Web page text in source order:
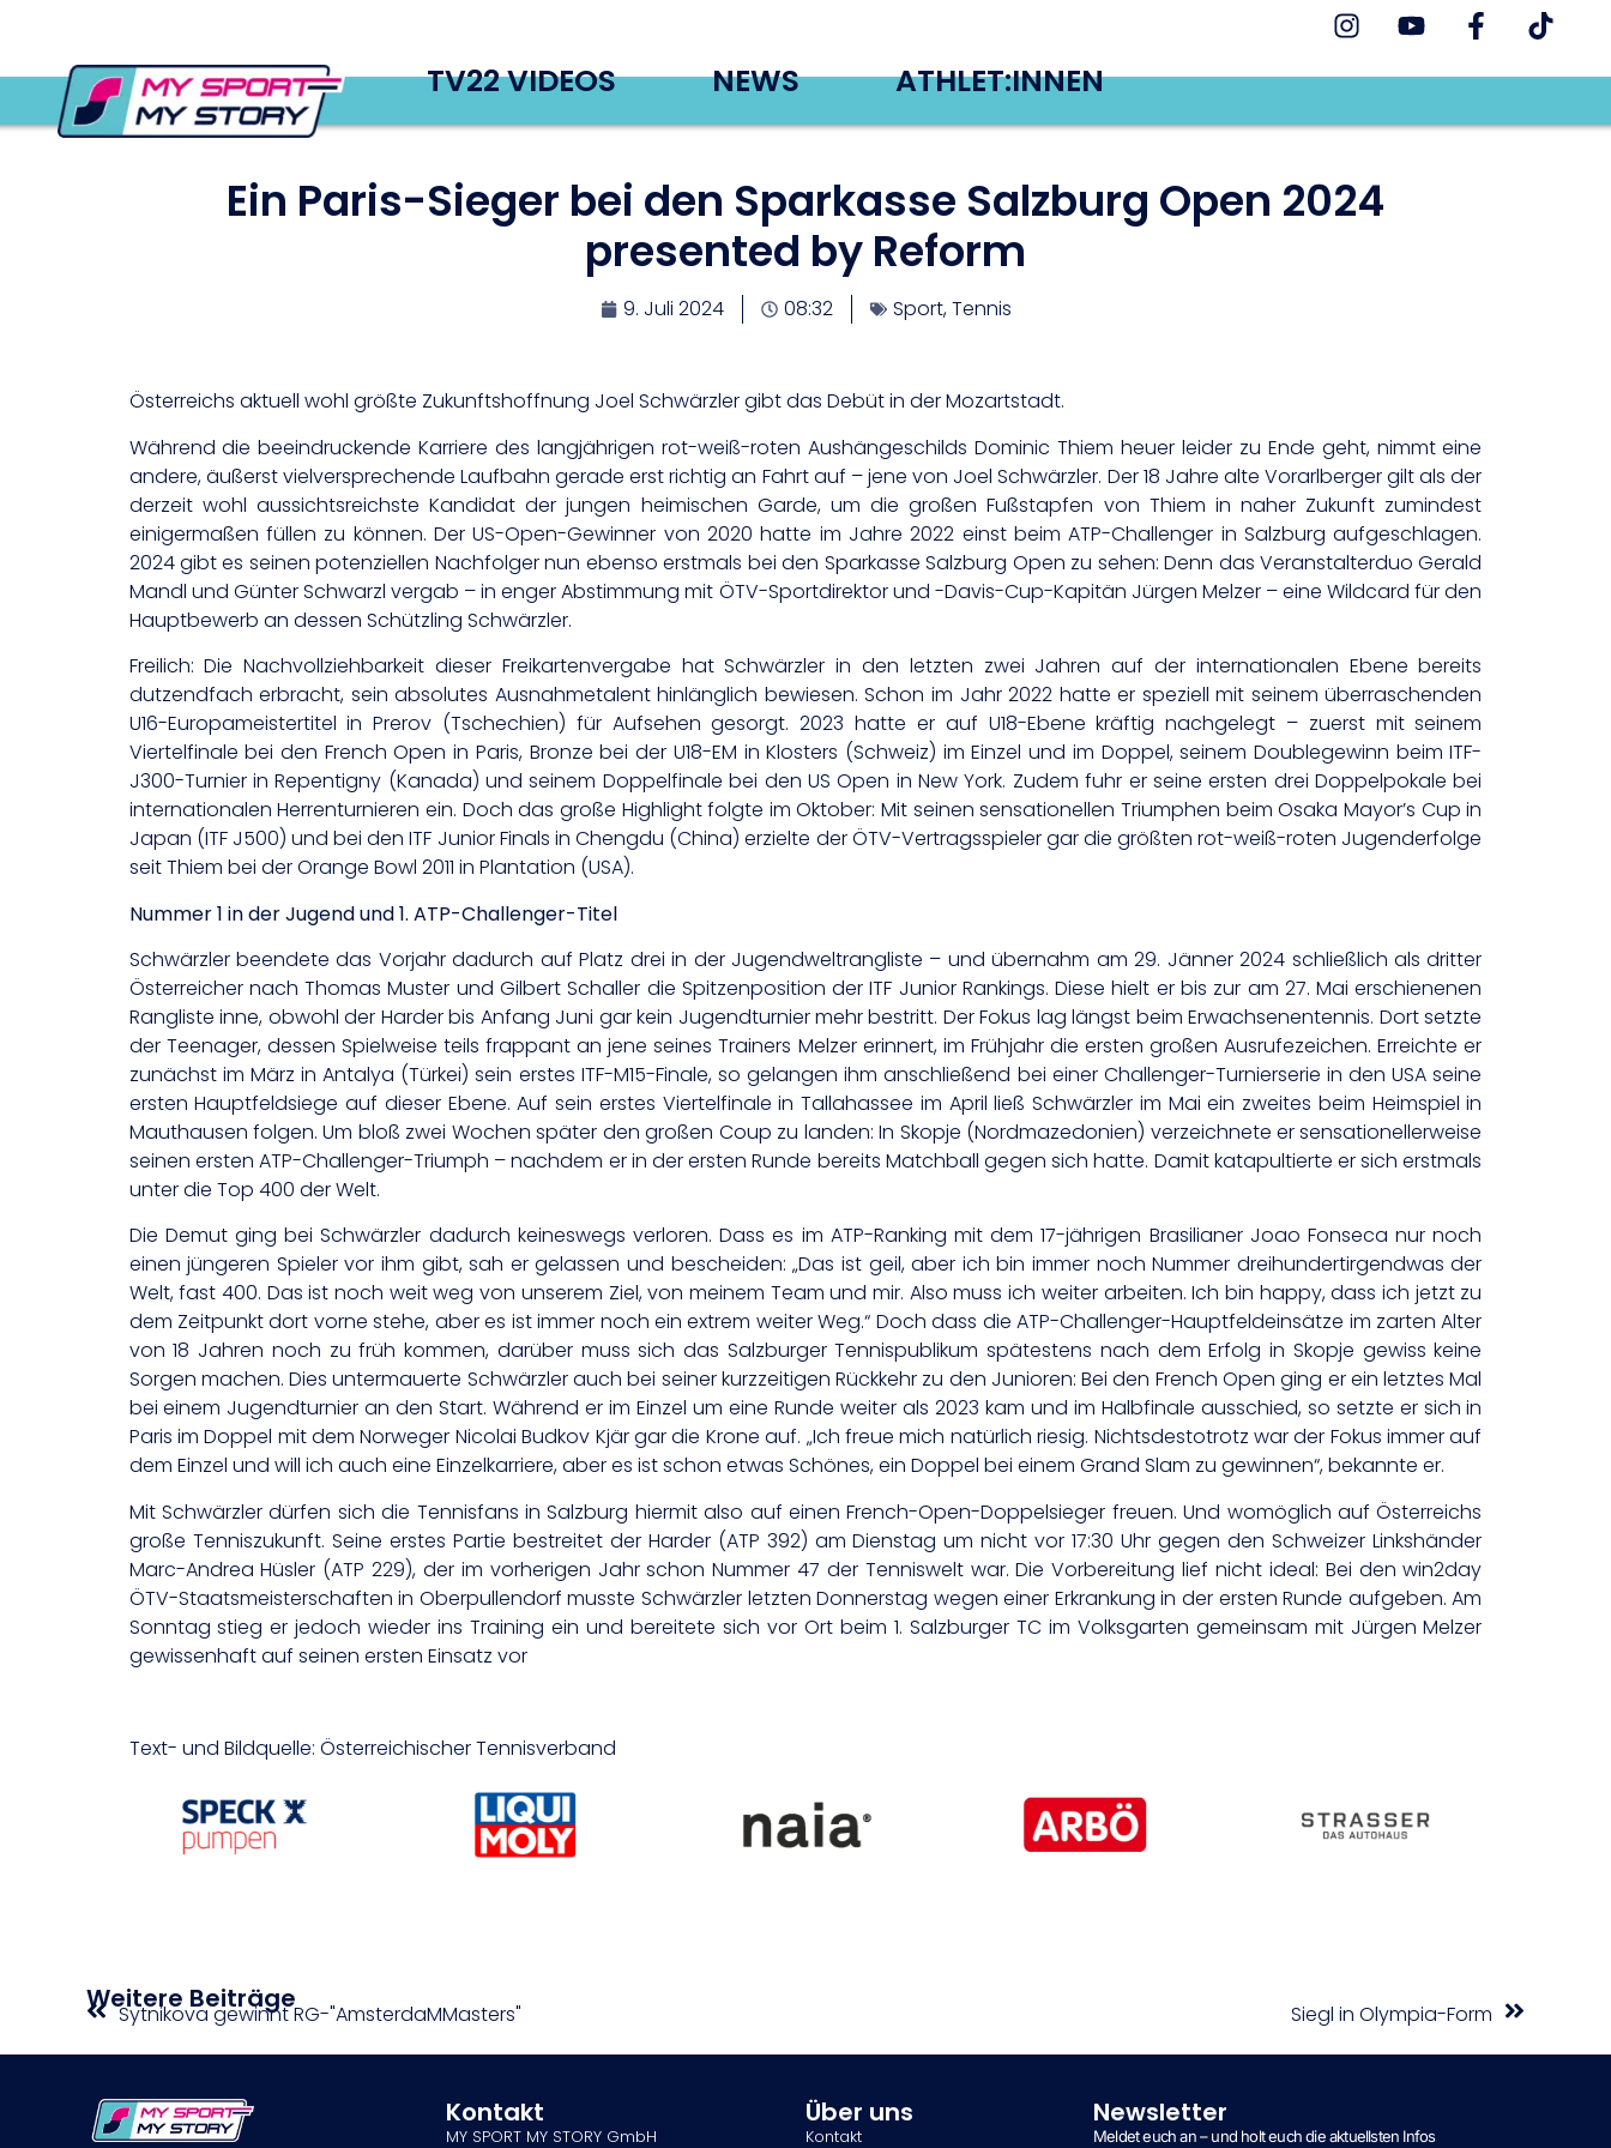
TV22 VIDEOS NEWS ATHLET:INNEN
Ein Paris-Sieger bei den Sparkasse Salzburg Open 2024
presented by Reform
9. Juli 2024 08:32 Sport,Tennis
Österreichs aktuell wohl größte Zukunftshoffnung Joel Schwärzler gibt das Debüt in der Mozartstadt.
Während die beeindruckende Karriere des langjährigen rot-weiß-roten Aushängeschilds Dominic Thiem heuer leider zu Ende geht, nimmt eine
andere, äußerst vielversprechende Laufbahn gerade erst richtig an Fahrt auf – jene von Joel Schwärzler. Der 18 Jahre alte Vorarlberger gilt als der
derzeit wohl aussichtsreichste Kandidat der jungen heimischen Garde, um die großen Fußstapfen von Thiem in naher Zukunft zumindest
einigermaßen füllen zu können. Der US-Open-Gewinner von 2020 hatte im Jahre 2022 einst beim ATP-Challenger in Salzburg aufgeschlagen.
2024 gibt es seinen potenziellen Nachfolger nun ebenso erstmals bei den Sparkasse Salzburg Open zu sehen: Denn das Veranstalterduo Gerald
Mandl und Günter Schwarzl vergab – in enger Abstimmung mit ÖTV-Sportdirektor und -Davis-Cup-Kapitän Jürgen Melzer – eine Wildcard für den
Hauptbewerb an dessen Schützling Schwärzler.
Freilich: Die Nachvollziehbarkeit dieser Freikartenvergabe hat Schwärzler in den letzten zwei Jahren auf der internationalen Ebene bereits
dutzendfach erbracht, sein absolutes Ausnahmetalent hinlänglich bewiesen. Schon im Jahr 2022 hatte er speziell mit seinem überraschenden
U16-Europameistertitel in Prerov (Tschechien) für Aufsehen gesorgt. 2023 hatte er auf U18-Ebene kräftig nachgelegt – zuerst mit seinem
Viertelfinale bei den French Open in Paris, Bronze bei der U18-EM in Klosters (Schweiz) im Einzel und im Doppel, seinem Doublegewinn beim ITF-
J300-Turnier in Repentigny (Kanada) und seinem Doppelfinale bei den US Open in New York. Zudem fuhr er seine ersten drei Doppelpokale bei
internationalen Herrenturnieren ein. Doch das große Highlight folgte im Oktober: Mit seinen sensationellen Triumphen beim Osaka Mayor’s Cup in
Japan (ITF J500) und bei den ITF Junior Finals in Chengdu (China) erzielte der ÖTV-Vertragsspieler gar die größten rot-weiß-roten Jugenderfolge
seit Thiem bei der Orange Bowl 2011 in Plantation (USA).
Nummer 1 in der Jugend und 1. ATP-Challenger-Titel
Schwärzler beendete das Vorjahr dadurch auf Platz drei in der Jugendweltrangliste – und übernahm am 29. Jänner 2024 schließlich als dritter
Österreicher nach Thomas Muster und Gilbert Schaller die Spitzenposition der ITF Junior Rankings. Diese hielt er bis zur am 27. Mai erschienenen
Rangliste inne, obwohl der Harder bis Anfang Juni gar kein Jugendturnier mehr bestritt. Der Fokus lag längst beim Erwachsenentennis. Dort setzte
der Teenager, dessen Spielweise teils frappant an jene seines Trainers Melzer erinnert, im Frühjahr die ersten großen Ausrufezeichen. Erreichte er
zunächst im März in Antalya (Türkei) sein erstes ITF-M15-Finale, so gelangen ihm anschließend bei einer Challenger-Turnierserie in den USA seine
ersten Hauptfeldsiege auf dieser Ebene. Auf sein erstes Viertelfinale in Tallahassee im April ließ Schwärzler im Mai ein zweites beim Heimspiel in
Mauthausen folgen. Um bloß zwei Wochen später den großen Coup zu landen: In Skopje (Nordmazedonien) verzeichnete er sensationellerweise
seinen ersten ATP-Challenger-Triumph – nachdem er in der ersten Runde bereits Matchball gegen sich hatte. Damit katapultierte er sich erstmals
unter die Top 400 der Welt.
Die Demut ging bei Schwärzler dadurch keineswegs verloren. Dass es im ATP-Ranking mit dem 17-jährigen Brasilianer Joao Fonseca nur noch
einen jüngeren Spieler vor ihm gibt, sah er gelassen und bescheiden: „Das ist geil, aber ich bin immer noch Nummer dreihundertirgendwas der
Welt, fast 400. Das ist noch weit weg von unserem Ziel, von meinem Team und mir. Also muss ich weiter arbeiten. Ich bin happy, dass ich jetzt zu
dem Zeitpunkt dort vorne stehe, aber es ist immer noch ein extrem weiter Weg.“ Doch dass die ATP-Challenger-Hauptfeldeinsätze im zarten Alter
von 18 Jahren noch zu früh kommen, darüber muss sich das Salzburger Tennispublikum spätestens nach dem Erfolg in Skopje gewiss keine
Sorgen machen. Dies untermauerte Schwärzler auch bei seiner kurzzeitigen Rückkehr zu den Junioren: Bei den French Open ging er ein letztes Mal
bei einem Jugendturnier an den Start. Während er im Einzel um eine Runde weiter als 2023 kam und im Halbfinale ausschied, so setzte er sich in
Paris im Doppel mit dem Norweger Nicolai Budkov Kjär gar die Krone auf. „Ich freue mich natürlich riesig. Nichtsdestotrotz war der Fokus immer auf
dem Einzel und will ich auch eine Einzelkarriere, aber es ist schon etwas Schönes, ein Doppel bei einem Grand Slam zu gewinnen“, bekannte er.
Mit Schwärzler dürfen sich die Tennisfans in Salzburg hiermit also auf einen French-Open-Doppelsieger freuen. Und womöglich auf Österreichs
große Tenniszukunft. Seine erstes Partie bestreitet der Harder (ATP 392) am Dienstag um nicht vor 17:30 Uhr gegen den Schweizer Linkshänder
Marc-Andrea Hüsler (ATP 229), der im vorherigen Jahr schon Nummer 47 der Tenniswelt war. Die Vorbereitung lief nicht ideal: Bei den win2day
ÖTV-Staatsmeisterschaften in Oberpullendorf musste Schwärzler letzten Donnerstag wegen einer Erkrankung in der ersten Runde aufgeben. Am
Sonntag stieg er jedoch wieder ins Training ein und bereitete sich vor Ort beim 1. Salzburger TC im Volksgarten gemeinsam mit Jürgen Melzer
gewissenhaft auf seinen ersten Einsatz vor
Text- und Bildquelle: Österreichischer Tennisverband
Weitere Beiträge
Sytnikova gewinnt RG-"AmsterdaMMasters" Siegl in Olympia-Form
Kontakt
MY SPORT MY STORY GmbH
Über uns
Kontakt
Newsletter
Meldet euch an – und holt euch die aktuellsten Infos